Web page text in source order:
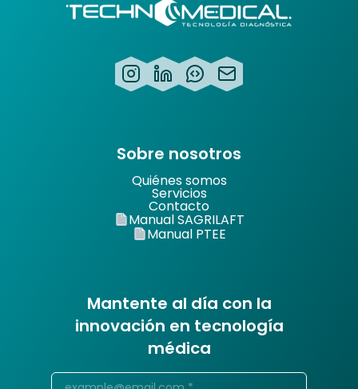
Sobre nosotros
Quiénes somos
Servicios
Contacto
Manual SAGRILAFT
Manual PTEE
Mantente al día con la
innovación en tecnología
médica